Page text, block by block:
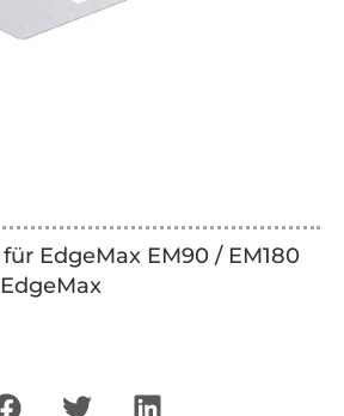
EdgeMax EM90 / EM180